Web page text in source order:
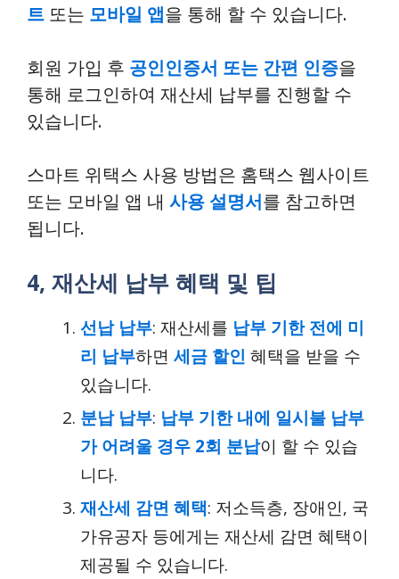
트 또는 모바일 앱을 통해 할 수 있습니다.
회원 가입 후 공인인증서 또는 간편 인증을
통해 로그인하여 재산세 납부를 진행할 수
있습니다.
스마트 위택스 사용 방법은 홈택스 웹사이트
또는 모바일 앱 내 사용 설명서를 참고하면
됩니다.
4, 재산세 납부 혜택 및 팁
선납 납부: 재산세를 납부 기한 전에 미
리 납부하면 세금 할인 혜택을 받을 수
있습니다.
분납 납부: 납부 기한 내에 일시불 납부
가 어려울 경우 2회 분납이 할 수 있습
니다.
재산세 감면 혜택: 저소득층, 장애인, 국
가유공자 등에게는 재산세 감면 혜택이
제공될 수 있습니다.